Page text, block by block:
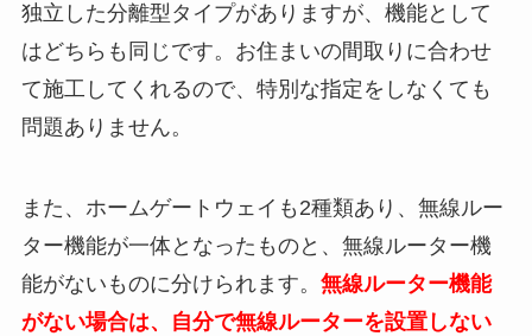
独立した分離型タイプがありますが、機能として
はどちらも同じです。お住まいの間取りに合わせ
て施工してくれるので、特別な指定をしなくても
問題ありません。
また、ホームゲートウェイも2種類あり、無線ルー
ター機能が一体となったものと、無線ルーター機
能がないものに分けられます。 無線ルーター機能
がない場合は、自分で無線ルーターを設置しない